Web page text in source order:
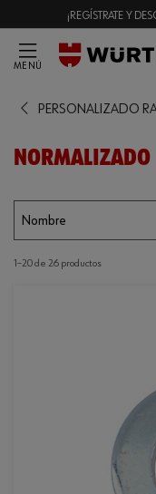
¡REGÍSTRATE Y
MENÚ
PERSONALIZADO
NORMALIZADO
1–20 de 26 productos